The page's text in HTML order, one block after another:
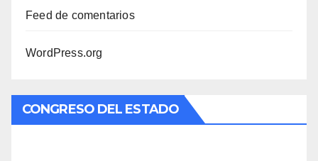
Feed de comentarios
WordPress.org
CONGRESO DEL ESTADO